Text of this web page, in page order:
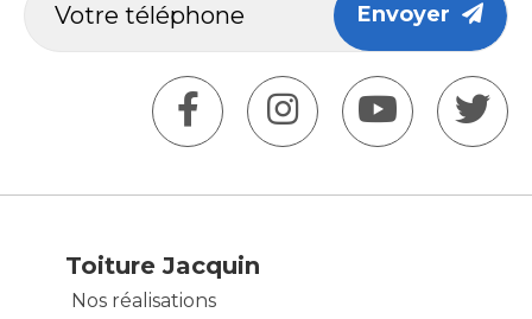
Envoyer
Toiture Jacquin
Nos réalisations